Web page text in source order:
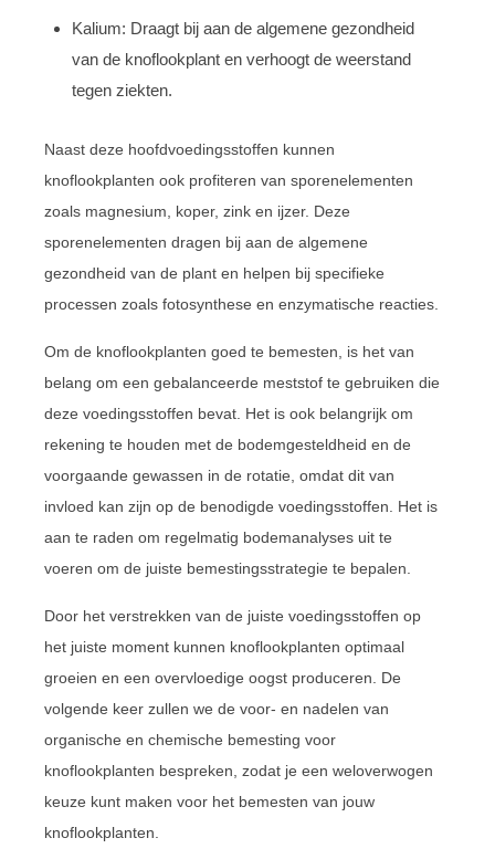
Kalium: Draagt bij aan de algemene gezondheid
van de knoflookplant en verhoogt de weerstand
tegen ziekten.
Naast deze hoofdvoedingsstoffen kunnen
knoflookplanten ook profiteren van sporenelementen
zoals magnesium, koper, zink en ijzer. Deze
sporenelementen dragen bij aan de algemene
gezondheid van de plant en helpen bij specifieke
processen zoals fotosynthese en enzymatische reacties.
Om de knoflookplanten goed te bemesten, is het van
belang om een gebalanceerde meststof te gebruiken die
deze voedingsstoffen bevat. Het is ook belangrijk om
rekening te houden met de bodemgesteldheid en de
voorgaande gewassen in de rotatie, omdat dit van
invloed kan zijn op de benodigde voedingsstoffen. Het is
aan te raden om regelmatig bodemanalyses uit te
voeren om de juiste bemestingsstrategie te bepalen.
Door het verstrekken van de juiste voedingsstoffen op
het juiste moment kunnen knoflookplanten optimaal
groeien en een overvloedige oogst produceren. De
volgende keer zullen we de voor- en nadelen van
organische en chemische bemesting voor
knoflookplanten bespreken, zodat je een weloverwogen
keuze kunt maken voor het bemesten van jouw
knoflookplanten.